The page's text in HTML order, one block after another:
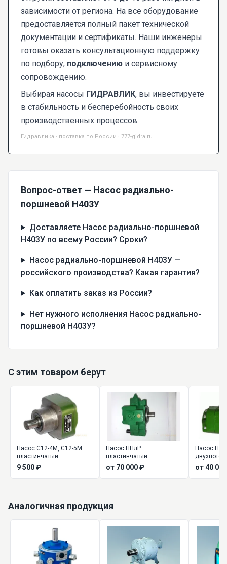
зависимости от региона. На все оборудование
предоставляется полный пакет технической
документации и сертификаты. Наши инженеры
готовы оказать консультационную поддержку
по подбору, подключению и сервисному
сопровождению.
Выбирая насосы ГИДРАВЛИК, вы инвестируете
в стабильность и бесперебойность своих
производственных процессов.
Гидравлика · поставка по России · 777-gidra.ru
Вопрос-ответ — Насос радиально-
поршневой Н403У
Доставляете Насос радиально-поршневой
Н403У по всему России? Сроки?
Насос радиально-поршневой Н403У —
российского производства? Какая гарантия?
Как оплатить заказ из России?
Нет нужного исполнения Насос радиально-
поршневой Н403У?
С этим товаром берут
Насос С12-4М, С12-5М
пластинчатый
9 500 ₽
Насос НПлР
пластинчатый
регулируемый
от 70 000 ₽
Насос
от 40
Аналогичная продукция